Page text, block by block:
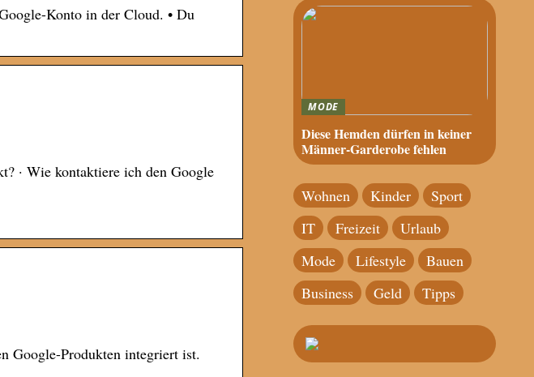
Konto in der Cloud. • Du
· Wie kontaktiere ich den Google
Google-Produkten integriert ist.
MODE
Diese Hemden dürfen in keiner
Männer-Garderobe fehlen
Wohnen Kinder
Sport
IT
Freizeit
Urlaub
Mode
Lifestyle
Bauen
Business
Geld Tipps